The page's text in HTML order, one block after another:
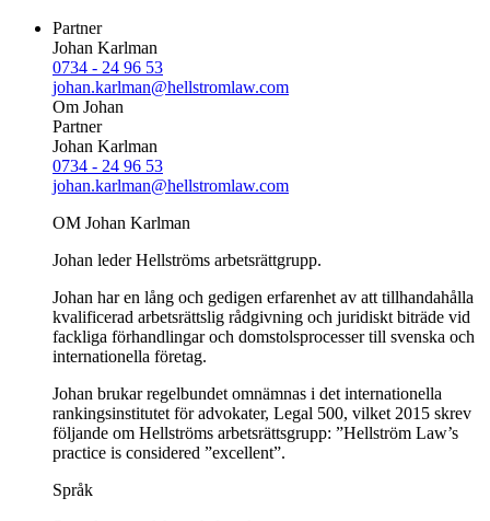
Partner
Johan Karlman
0734 - 24 96 53
johan.karlman@hellstromlaw.com
Om Johan
Partner
Johan Karlman
0734 - 24 96 53
johan.karlman@hellstromlaw.com
OM Johan Karlman
Johan leder Hellströms arbetsrättgrupp.
Johan har en lång och gedigen erfarenhet av att tillhandahålla
kvalificerad arbetsrättslig rådgivning och juridiskt biträde vid
fackliga förhandlingar och domstolsprocesser till svenska och
internationella företag.
Johan brukar regelbundet omnämnas i det internationella
rankingsinstitutet för advokater, Legal 500, vilket 2015 skrev
följande om Hellströms arbetsrättsgrupp: ”Hellström Law’s
practice is considered ”excellent”.
Språk